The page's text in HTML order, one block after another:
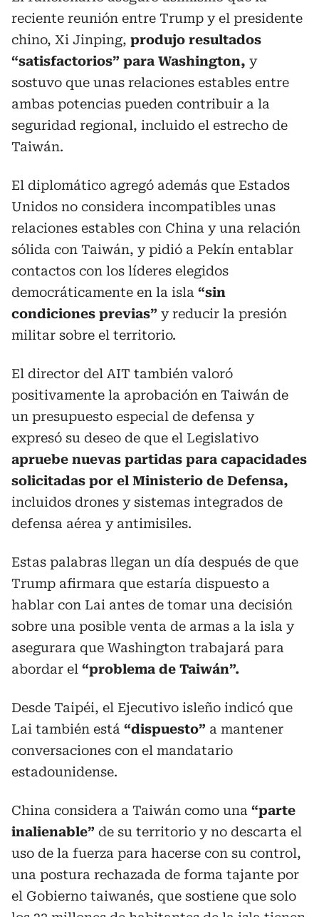
reciente reunión entre Trump y el presidente
chino, Xi Jinping, produjo resultados
“satisfactorios” para Washington, y
sostuvo que unas relaciones estables entre
ambas potencias pueden contribuir a la
seguridad regional, incluido el estrecho de
Taiwán.
El diplomático agregó además que Estados
Unidos no considera incompatibles unas
relaciones estables con China y una relación
sólida con Taiwán, y pidió a Pekín entablar
contactos con los líderes elegidos
democráticamente en la isla “sin
condiciones previas” y reducir la presión
militar sobre el territorio.
El director del AIT también valoró
positivamente la aprobación en Taiwán de
un presupuesto especial de defensa y
expresó su deseo de que el Legislativo
apruebe nuevas partidas para capacidades
solicitadas por el Ministerio de Defensa,
incluidos drones y sistemas integrados de
defensa aérea y antimisiles.
Estas palabras llegan un día después de que
Trump afirmara que estaría dispuesto a
hablar con Lai antes de tomar una decisión
sobre una posible venta de armas a la isla y
asegurara que Washington trabajará para
abordar el “problema de Taiwán”.
Desde Taipéi, el Ejecutivo isleño indicó que
Lai también está “dispuesto” a mantener
conversaciones con el mandatario
estadounidense.
China considera a Taiwán como una “parte
inalienable” de su territorio y no descarta el
uso de la fuerza para hacerse con su control,
una postura rechazada de forma tajante por
el Gobierno taiwanés, que sostiene que solo